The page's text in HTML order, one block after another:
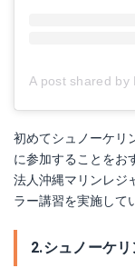
初めてシュノーケリ
に参加することをお
法人沖縄マリンレジ
ラー講習を実施して
2.シュノーケ